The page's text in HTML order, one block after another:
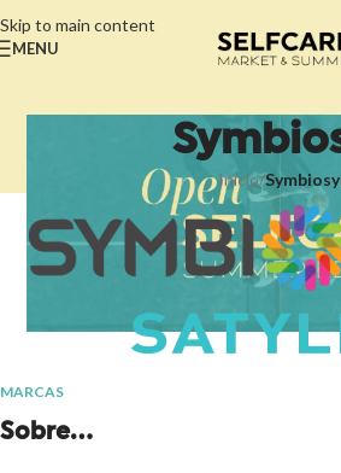
Skip to main content
MENU
Início/
MARCAS
Sobre...